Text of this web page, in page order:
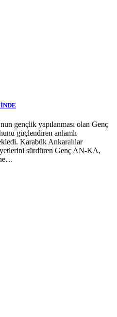
gençlik yapılanması olan Genç
güçlendiren anlamlı
Karabük Ankaralılar
sürdüren Genç AN-KA,